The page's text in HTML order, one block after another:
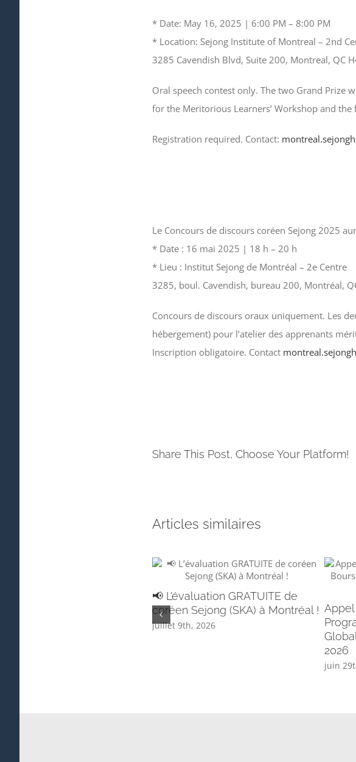
* Date: May 16, 2025 | 6:00 PM – 8:00 PM
* Location: Sejong Institute of Montreal – 2nd
3285 Cavendish Blvd, Suite 200, Montreal, QC
Oral speech contest only. The two Grand Prize
for the Meritorious Learners’ Workshop and the
Registration required. Contact:
Le Concours de discours coréen Sejong 2025
* Date : 16 mai 2025 | 18 h – 20 h
* Lieu : Institut Sejong de Montréal – 2e Centre
3285, boul. Cavendish, bureau 200, Montréal,
Concours de discours oraux uniquement. Les
hébergement) pour l’atelier des apprenants
Inscription obligatoire. Contact
Share This Post, Choose Your Platform!
Articles similaires
📢 L’évaluation GRATUITE de
coréen Sejong (SKA) à Montréal !
juillet 9th, 2026
Appel
2026
juin